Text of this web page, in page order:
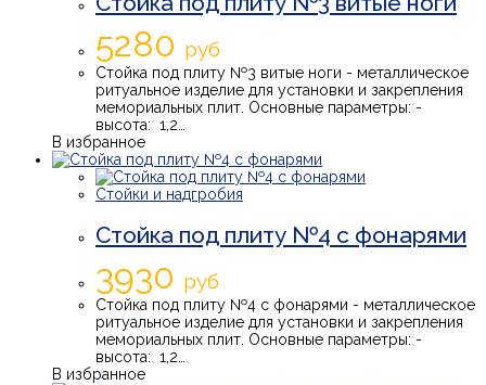
5280 руб
Стойка под плиту №3 витые ноги - металлическое
ритуальное изделие для установки и закрепления
мемориальных плит. Основные параметры: -
высота: 1,2…
В избранное
Стойки и надгробия
Стойка под плиту №4 с фонарями
3930 руб
Стойка под плиту №4 с фонарями - металлическое
ритуальное изделие для установки и закрепления
мемориальных плит. Основные параметры: -
высота: 1,2…
В избранное